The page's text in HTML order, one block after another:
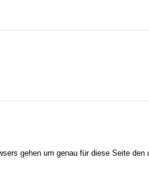
gehen um genau für diese Seite